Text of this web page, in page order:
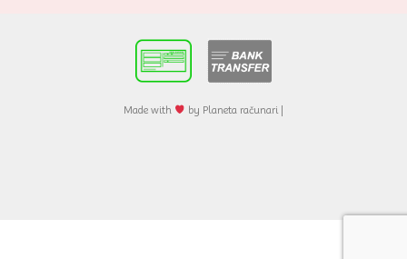
Made with by Planeta računari |